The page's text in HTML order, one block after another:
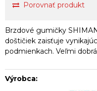
Porovnať produkt
Brzdové gumičky
doštičiek zaisťuje
podmienkach. Veľmi
Výrobca: